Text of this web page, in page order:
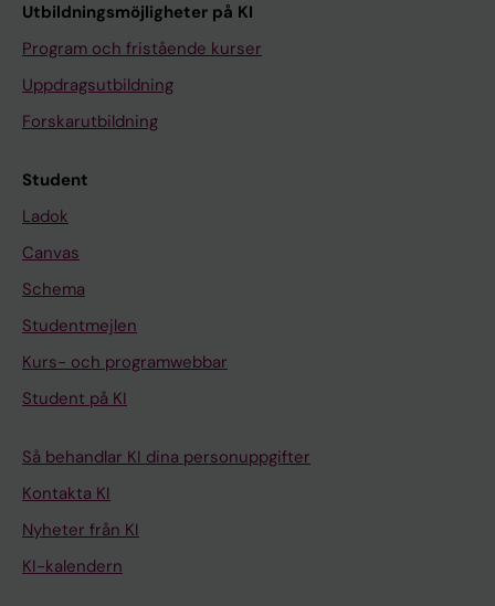
Utbildningsmöjligheter på KI
Program och fristående kurser
Uppdragsutbildning
Forskarutbildning
Student
Ladok
Canvas
Schema
Studentmejlen
Kurs- och programwebbar
Student på KI
Så behandlar KI dina personuppgifter
Kontakta KI
Nyheter från KI
KI-kalendern